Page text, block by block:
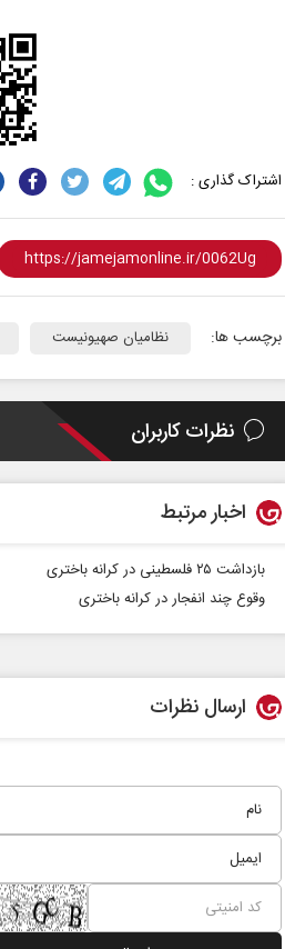
اشتراک گذاری :
برچسب ها: نظامیان صهیونیست
نظرات کاربران
اخبار مرتبط
بازداشت ۲۵ فلسطینی در کرانه باختری
وقوع چند انفجار در کرانه باختری
ارسال نظرات